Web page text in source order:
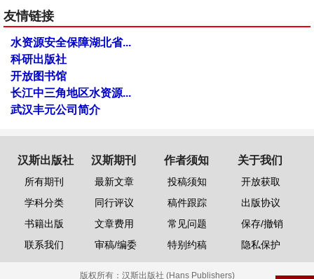
友情链接
水资源安全保障湖北省...
科研出版社
开放图书馆
长江中三角地区水资源...
武汉丰元公司简介
汉斯出版社
所有期刊
学科分类
书籍出版
联系我们
汉斯期刊
最新文章
同行评议
文章费用
审稿/编委
作者须知
投稿须知
稿件跟踪
常见问题
特别约稿
关于我们
开放获取
出版协议
保存/撤销
隐私保护
版权所有： 汉斯出版社 (Hans Publishers)